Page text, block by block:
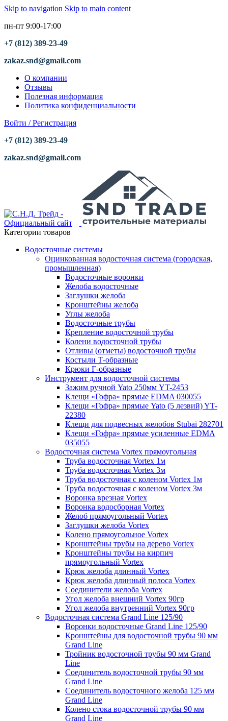
Skip to navigation Skip to main content
пн-пт 9:00-17:00
+7 (812) 389-23-49
zakaz.snd@gmail.com
О компании
Отзывы
Полезная информация
Политика конфиденциальности
Войти / Регистрация
+7 (812) 389-23-49
zakaz.snd@gmail.com
Категории товаров
Водосточные системы
Оцинкованная водосточная система (городская,
промышленная)
Водосточные воронки
Желоба водосточные
Заглушки желоба
Кронштейны желоба
Углы желоба
Водосточные трубы
Крепление водосточной трубы
Колени водосточной трубы
Отливы (отметы) водосточной трубы
Костыли Т-образные
Крюки Г-образные
Инструмент для водосточной системы
Зажим ручной Yato 250мм YT-2453
Клещи «Гофра» прямые EDMA 030055
Клещи «Гофра» прямые Yato (5 лезвий) YT-
22380
Клещи для подвесных желобов Stubai 282701
Клещи «Гофра» прямые усиленные EDMA
035055
Водосточная система Vortex прямоугольная
Труба водосточная Vortex 1м
Труба водосточная Vortex 3м
Труба водосточная с коленом Vortex 1м
Труба водосточная с коленом Vortex 3м
Воронка врезная Vortex
Воронка водосборная Vortex
Желоб прямоугольный Vortex
Заглушки желоба Vortex
Колено прямоугольное Vortex
Кронштейны трубы на дерево Vortex
Кронштейны трубы на кирпич
прямоугольный Vortex
Крюк желоба длинный Vortex
Крюк желоба длинный полоса Vortex
Соединители желоба Vortex
Угол желоба внешний Vortex 90гр
Угол желоба внутренний Vortex 90гр
Водосточная система Grand Line 125/90
Воронки водосточные Grand Line 125/90
Кронштейны для водосточной трубы 90 мм
Grand Line
Тройник водосточной трубы 90 мм Grand
Line
Соединитель водосточной трубы 90 мм
Grand Line
Соединитель водосточного желоба 125 мм
Grand Line
Колено стока водосточной трубы 90 мм
Grand Line